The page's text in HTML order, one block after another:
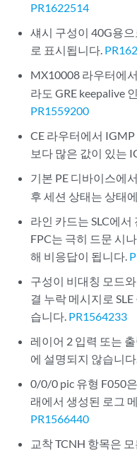
PR1622514
섀시 구성이 40G용
로 표시됩니다.
MX10008 라우터에
라도 GRE keepalive
PR1559200
CE 라우터에서
보다 많은 값이 있는
기본 PE 디바이스에
후 세션 상태는 상태
라인 카드는 SLC에
FPC는 극히 드문 시
해 비응답이 됩니다.
구성이 비대칭 모드
결 누락 메시지로
습니다. PR1564233
레이어 2 입력 또는
에 설명되지 않습니
0/0/0 pic 유형 F050
래에서 생성된 로그
PR1566440
교착 TCNH 항목은